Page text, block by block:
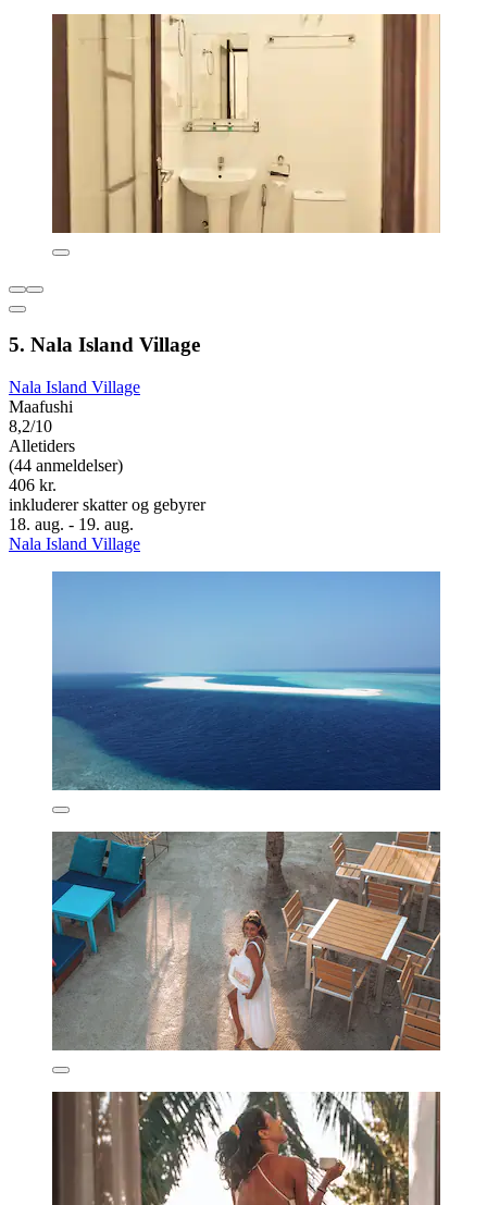
5. Nala Island Village
Nala Island Village
Maafushi
8,2/10
Alletiders
(44 anmeldelser)
406 kr.
inkluderer skatter og gebyrer
18. aug. - 19. aug.
Nala Island Village